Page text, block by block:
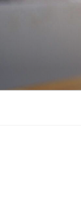
Skip